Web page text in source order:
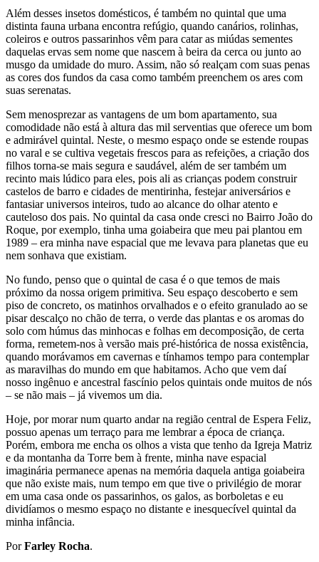
Além desses insetos domésticos, é também no quintal que uma
distinta fauna urbana encontra refúgio, quando canários, rolinhas,
coleiros e outros passarinhos vêm para catar as miúdas sementes
daquelas ervas sem nome que nascem à beira da cerca ou junto ao
musgo da umidade do muro. Assim, não só realçam com suas penas
as cores dos fundos da casa como também preenchem os ares com
suas serenatas.
Sem menosprezar as vantagens de um bom apartamento, sua
comodidade não está à altura das mil serventias que oferece um bom
e admirável quintal. Neste, o mesmo espaço onde se estende roupas
no varal e se cultiva vegetais frescos para as refeições, a criação dos
filhos torna-se mais segura e saudável, além de ser também um
recinto mais lúdico para eles, pois ali as crianças podem construir
castelos de barro e cidades de mentirinha, festejar aniversários e
fantasiar universos inteiros, tudo ao alcance do olhar atento e
cauteloso dos pais. No quintal da casa onde cresci no Bairro João do
Roque, por exemplo, tinha uma goiabeira que meu pai plantou em
1989 – era minha nave espacial que me levava para planetas que eu
nem sonhava que existiam.
No fundo, penso que o quintal de casa é o que temos de mais
próximo da nossa origem primitiva. Seu espaço descoberto e sem
piso de concreto, os matinhos orvalhados e o efeito granulado ao se
pisar descalço no chão de terra, o verde das plantas e os aromas do
solo com húmus das minhocas e folhas em decomposição, de certa
forma, remetem-nos à versão mais pré-histórica de nossa existência,
quando morávamos em cavernas e tínhamos tempo para contemplar
as maravilhas do mundo em que habitamos. Acho que vem daí
nosso ingênuo e ancestral fascínio pelos quintais onde muitos de nós
– se não mais – já vivemos um dia.
Hoje, por morar num quarto andar na região central de Espera Feliz,
possuo apenas um terraço para me lembrar a época de criança.
Porém, embora me encha os olhos a vista que tenho da Igreja Matriz
e da montanha da Torre bem à frente, minha nave espacial
imaginária permanece apenas na memória daquela antiga goiabeira
que não existe mais, num tempo em que tive o privilégio de morar
em uma casa onde os passarinhos, os galos, as borboletas e eu
dividíamos o mesmo espaço no distante e inesquecível quintal da
minha infância.
PorFarley Rocha.